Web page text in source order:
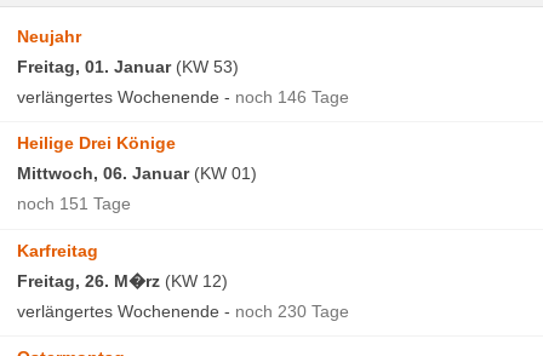
Neujahr
Freitag, 01. Januar(KW 53)
verlängertes Wochenende - noch 146 Tage
Heilige Drei Könige
Mittwoch, 06. Januar(KW 01)
noch 151 Tage
Karfreitag
Freitag, 26. M�rz (KW 12)
verlängertes Wochenende - noch 230 Tage
Feiertage
Feiertage 2026
Feiertage 2027
International
Feiertage weltweit